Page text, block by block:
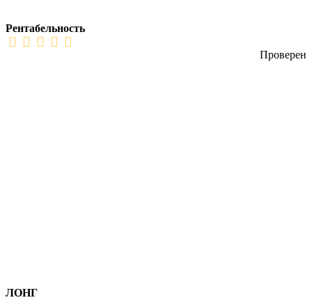
Рентабельность
Проверен
ЛОНГ